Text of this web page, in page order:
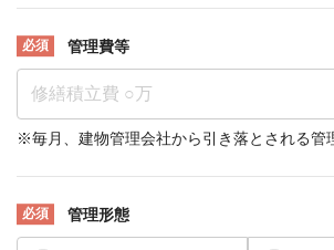
管理費等
※毎月、建物管理会社から引き落とされる管
管理形態